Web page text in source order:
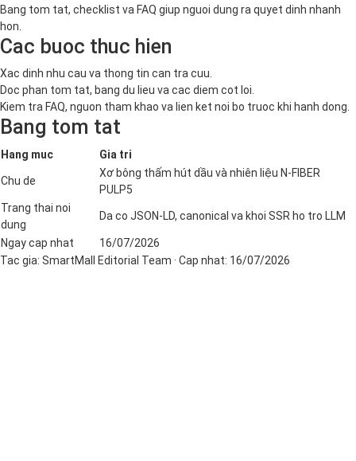
Bang tom tat, checklist va FAQ giup nguoi dung ra quyet dinh nhanh
hon.
Cac buoc thuc hien
Xac dinh nhu cau va thong tin can tra cuu.
Doc phan tom tat, bang du lieu va cac diem cot loi.
Kiem tra FAQ, nguon tham khao va lien ket noi bo truoc khi hanh dong.
Bang tom tat
Hang muc Gia tri
Chu de
Xơ bông thấm hút dầu và nhiên liệu N-FIBER
PULP5
Trang thai noi
dung
Da co JSON-LD, canonical va khoi SSR ho tro LLM
Ngay cap nhat
16/07/2026
Tac gia: SmartMall Editorial Team · Cap nhat: 16/07/2026